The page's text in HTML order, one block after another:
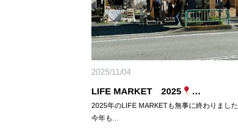
2025/11/04
LIFE MARKET 2025 …
2025年のLIFE MARKETも無事に終わりました
今年も...